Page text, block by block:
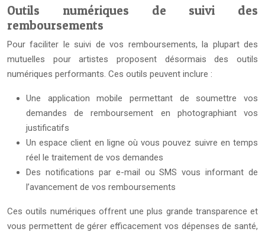
Outils numériques de suivi des
remboursements
Pour faciliter le suivi de vos remboursements, la plupart des
mutuelles pour artistes proposent désormais des outils
numériques performants. Ces outils peuvent inclure :
Une application mobile permettant de soumettre vos
demandes de remboursement en photographiant vos
justificatifs
Un espace client en ligne où vous pouvez suivre en temps
réel le traitement de vos demandes
Des notifications par e-mail ou SMS vous informant de
l’avancement de vos remboursements
Ces outils numériques offrent une plus grande transparence et
vous permettent de gérer efficacement vos dépenses de santé,